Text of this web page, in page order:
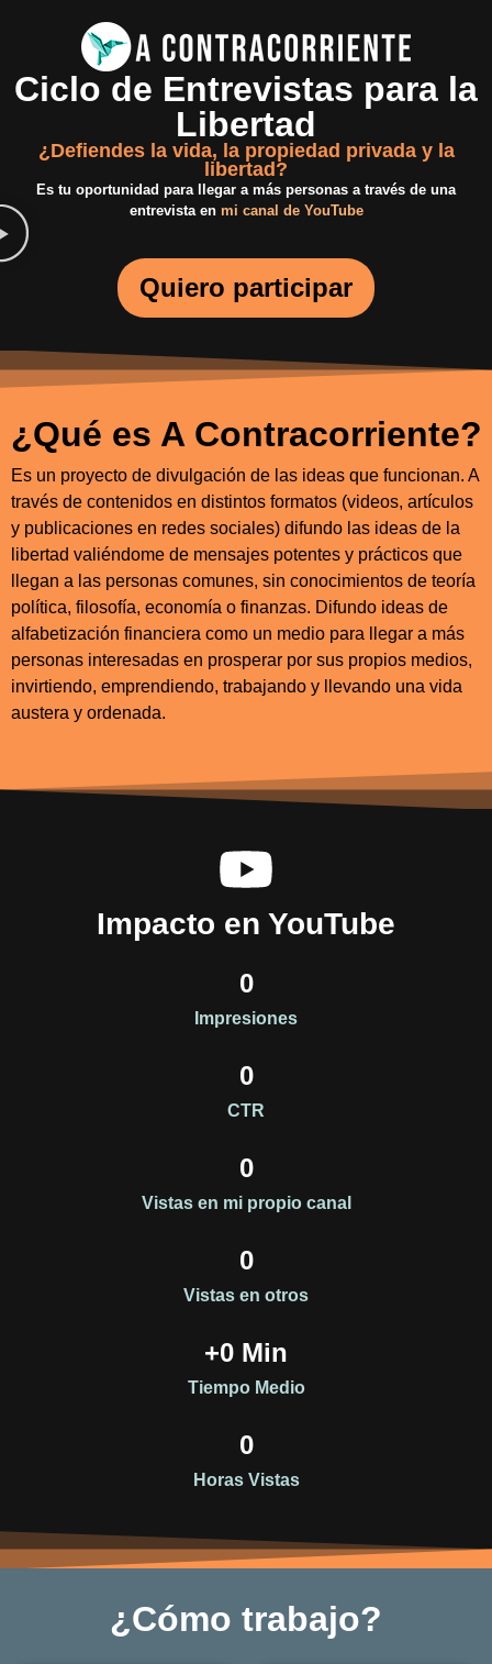
Ciclo de Entrevistas para la
Libertad
¿Defiendes la vida, la propiedad privada y la
libertad?
Es tu oportunidad para llegar a más personas a través de una
entrevista en mi canal de YouTube
Quiero participar
¿Qué es A Contracorriente?
Es un proyecto de divulgación de las ideas que funcionan. A
través de contenidos en distintos formatos (videos, artículos
y publicaciones en redes sociales) difundo las ideas de la
libertad valiéndome de mensajes potentes y prácticos que
llegan a las personas comunes, sin conocimientos de teoría
política, filosofía, economía o finanzas. Difundo ideas de
alfabetización financiera como un medio para llegar a más
personas interesadas en prosperar por sus propios medios,
invirtiendo, emprendiendo, trabajando y llevando una vida
austera y ordenada.
Impacto en YouTube
Impresiones
0
CTR
0
Vistas en mi propio canal
0
Vistas en otros
0
Tiempo Medio
+0 Min
Horas Vistas
0
¿Cómo trabajo?